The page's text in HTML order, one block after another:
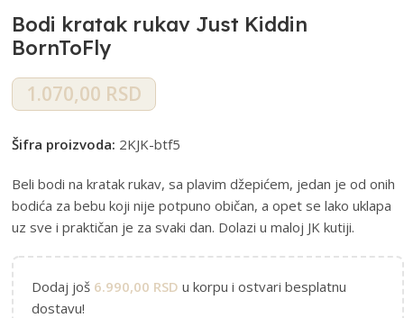
Bodi kratak rukav Just Kiddin
BornToFly
1.070,00 RSD
Šifra proizvoda: 2KJK-btf5
Beli bodi na kratak rukav, sa plavim džepićem, jedan je od onih
bodića za bebu koji nije potpuno običan, a opet se lako uklapa
uz sve i praktičan je za svaki dan. Dolazi u maloj JK kutiji.
Dodaj još 6.990,00 RSD u korpu i ostvari besplatnu
dostavu!